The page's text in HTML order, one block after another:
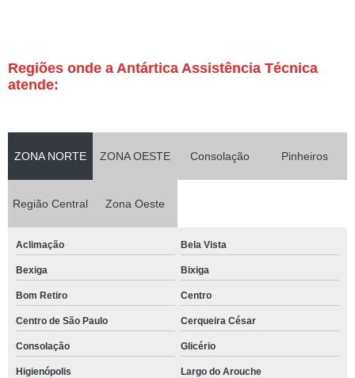
Regiões onde a Antártica Assistência Técnica
atende:
ZONA NORTE ZONA OESTE Consolação Pinheiros
Região Central Zona Oeste
Aclimação Bela Vista
Bexiga Bixiga
Bom Retiro Centro
Centro de São Paulo Cerqueira César
Consolação Glicério
Higienópolis Largo do Arouche